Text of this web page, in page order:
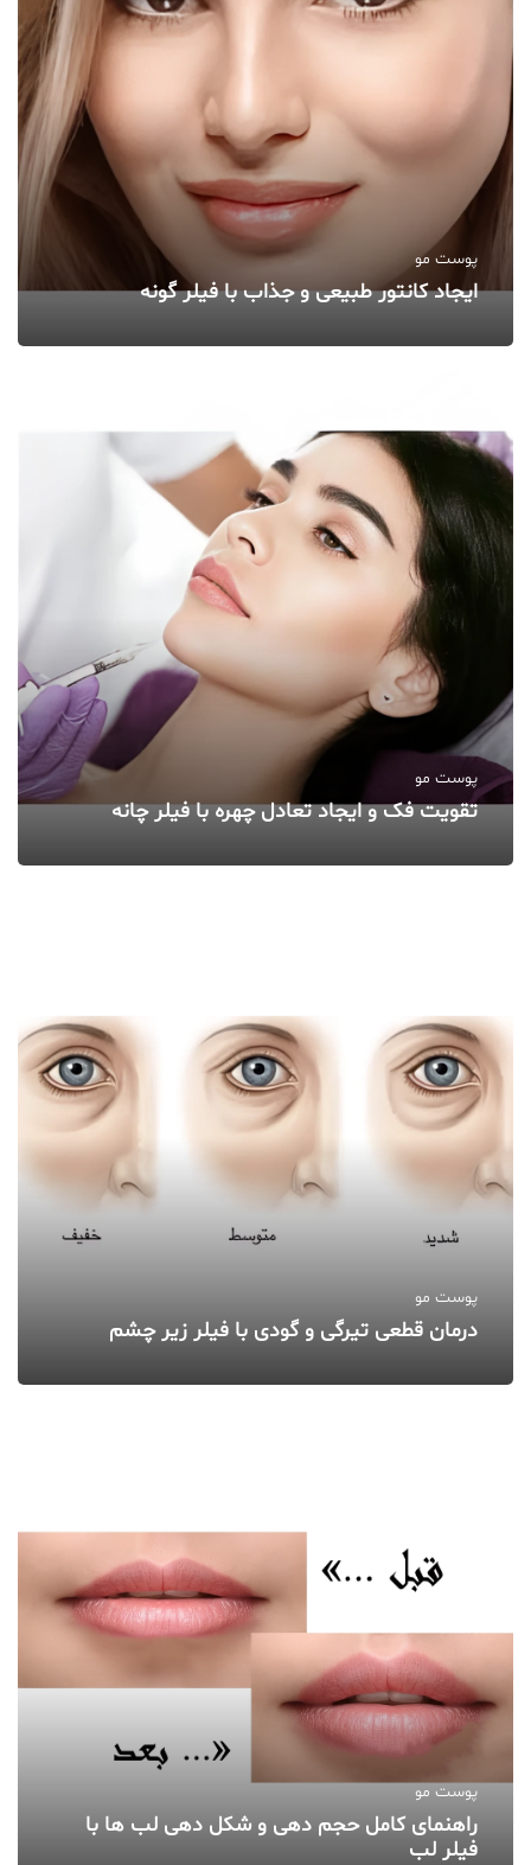
پوست مو
ایجاد کانتور طبیعی و جذاب با فیلر گونه
پوست مو
تقویت فک و ایجاد تعادل چهره با فیلر چانه
پوست مو
درمان قطعی تیرگی و گودی با فیلر زیر چشم
پوست مو
راهنمای کامل حجم‌ دهی و شکل‌ دهی لب‌ ها با
فیلر لب